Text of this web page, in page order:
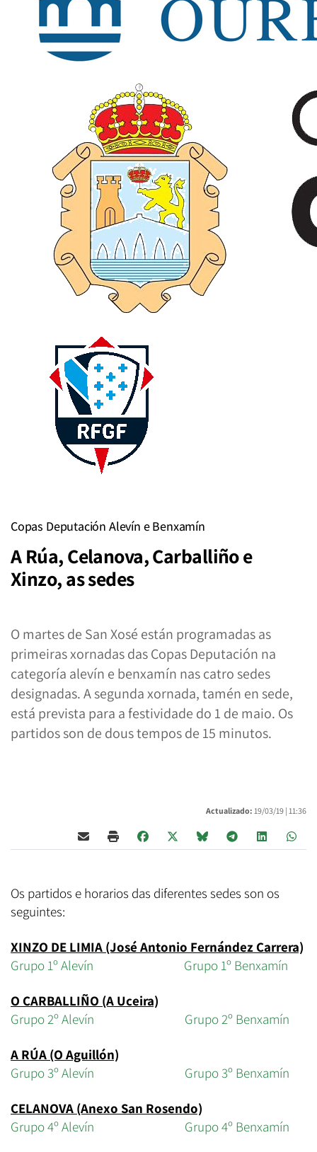
Copas Deputación Alevín e Benxamín
A Rúa, Celanova, Carballiño e
Xinzo, as sedes
O martes de San Xosé están programadas as
primeiras xornadas das Copas Deputación na
categoría alevín e benxamín nas catro sedes
designadas. A segunda xornada, tamén en sede,
está prevista para a festividade do 1 de maio. Os
partidos son de dous tempos de 15 minutos.
Actualizado: 19/03/19 | 11:36
Os partidos e horarios das diferentes sedes son os
seguintes:
XINZO DE LIMIA (José Antonio Fernández Carrera)
Grupo 1º Alevín
Grupo 1º Benxamín
O CARBALLIÑO (A Uceira)
Grupo 2º Alevín
Grupo 2º Benxamín
A RÚA (O Aguillón)
Grupo 3º Alevín
Grupo 3º Benxamín
CELANOVA (Anexo San Rosendo)
Grupo 4º Alevín
Grupo 4º Benxamín